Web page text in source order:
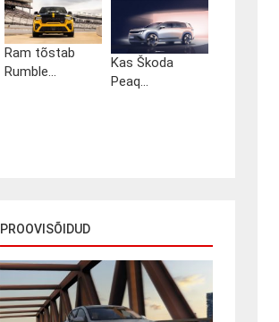
Ram tõstab
Rumble...
Kas Škoda
Peaq...
PROOVISÕIDUD